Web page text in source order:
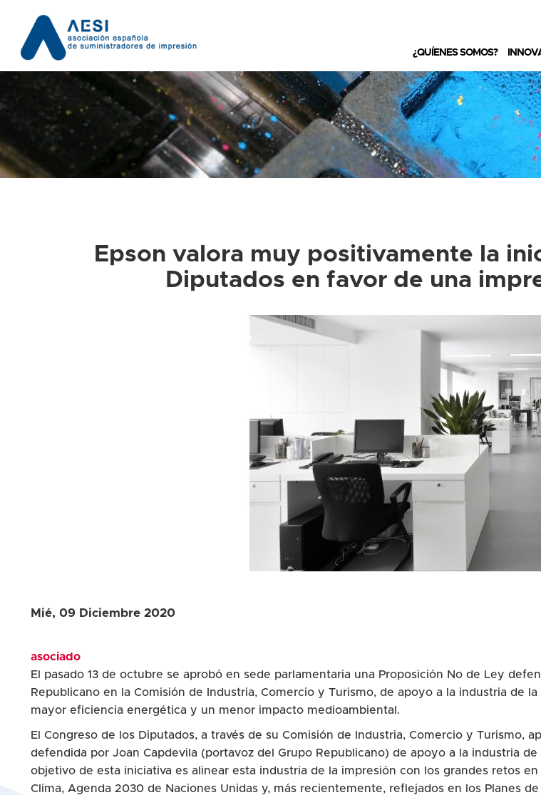
¿QUÍENES SOMOS?
Epson valora muy positivamente la
Diputados en favor de una
Mié, 09 Diciembre 2020
asociado
El pasado 13 de octubre se aprobó en sede parlamentaria una Proposición No de Ley
Republicano en la Comisión de Industria, Comercio y Turismo, de apoyo a la industria de
mayor eficiencia energética y un menor impacto medioambiental.
El Congreso de los Diputados, a través de su Comisión de Industria, Comercio y Turismo,
defendida por Joan Capdevila (portavoz del Grupo Republicano) de apoyo a la industria
objetivo de esta iniciativa es alinear esta industria de la impresión con los grandes retos
Clima, Agenda 2030 de Naciones Unidas y, más recientemente, reflejados en los Planes